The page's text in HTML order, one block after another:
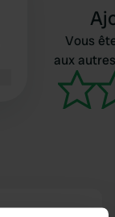
Vous
aux